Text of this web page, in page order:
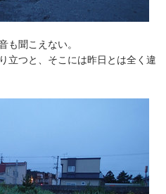
聞こえない。
立つと、そこには昨日とは全く違